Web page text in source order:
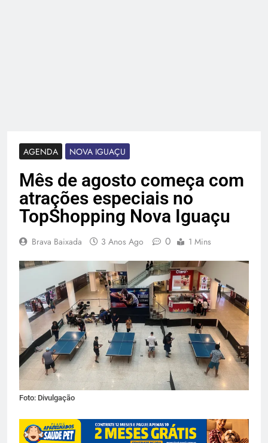
AGENDA NOVA IGUAÇU
Mês de agosto começa com
atrações especiais no
TopShopping Nova Iguaçu
Brava Baixada 3 Anos Ago 0 1 Mins
Foto: Divulgação